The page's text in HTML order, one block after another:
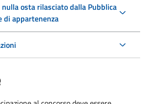
osta rilasciato dalla Pubblica
di appartenenza